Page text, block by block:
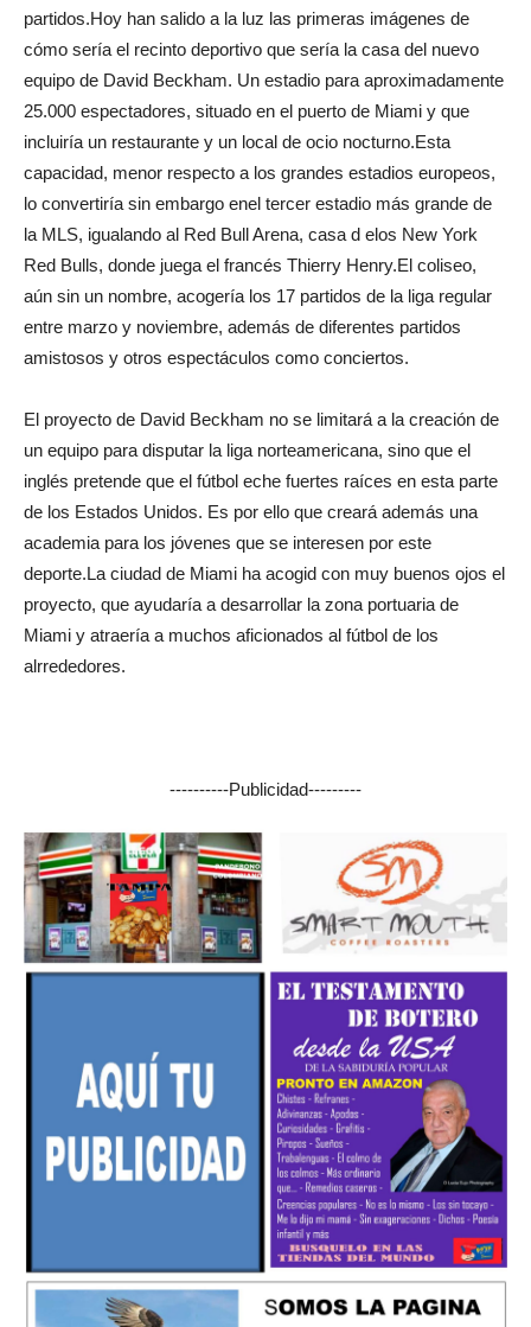
partidos.Hoy han salido a la luz las primeras imágenes de
cómo sería el recinto deportivo que sería la casa del nuevo
equipo de David Beckham. Un estadio para aproximadamente
25.000 espectadores, situado en el puerto de Miami y que
incluiría un restaurante y un local de ocio nocturno.Esta
capacidad, menor respecto a los grandes estadios europeos,
lo convertiría sin embargo enel tercer estadio más grande de
la MLS, igualando al Red Bull Arena, casa d elos New York
Red Bulls, donde juega el francés Thierry Henry.El coliseo,
aún sin un nombre, acogería los 17 partidos de la liga regular
entre marzo y noviembre, además de diferentes partidos
amistosos y otros espectáculos como conciertos.
El proyecto de David Beckham no se limitará a la creación de
un equipo para disputar la liga norteamericana, sino que el
inglés pretende que el fútbol eche fuertes raíces en esta parte
de los Estados Unidos. Es por ello que creará además una
academia para los jóvenes que se interesen por este
deporte.La ciudad de Miami ha acogid con muy buenos ojos el
proyecto, que ayudaría a desarrollar la zona portuaria de
Miami y atraería a muchos aficionados al fútbol de los
alrrededores.
----------Publicidad---------